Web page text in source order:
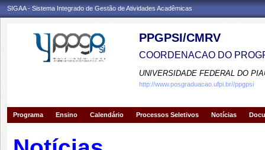
SIGAA - Sistema Integrado de Gestão de Atividades Acadêmicas
PPGPSI/CMRV
COORDENACAO DO
UNIVERSIDADE FEDERAL DO
http://www.posgraduacao.ufpi.br//ppgpsi
Programa Ensino Calendário Processos Seletivos Notícias